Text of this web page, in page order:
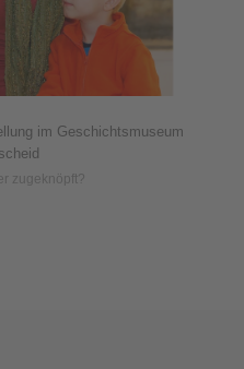
im Geschichtsmuseum
zugeknöpft?